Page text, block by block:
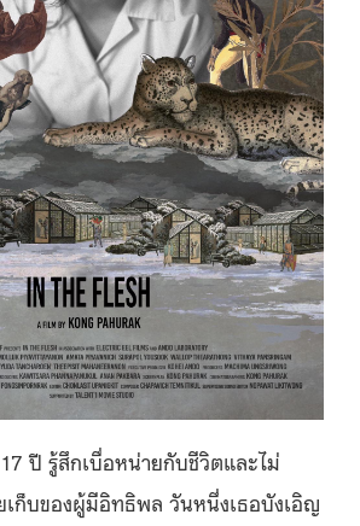
ปี รู้สึกเบื่อหน่ายกับชีวิตและไม่
ก็บของผู้มีอิทธิพล วันหนึ่งเธอบังเอิญ